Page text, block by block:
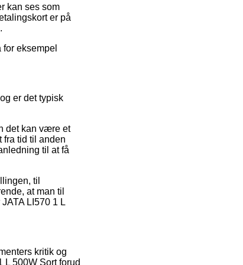
kan ses som
er på
eksempel
er det typisk
det kan være et
fra tid til anden
til at få
til
at man til
LI570 1 L
kritik og
L 500W Sort forud